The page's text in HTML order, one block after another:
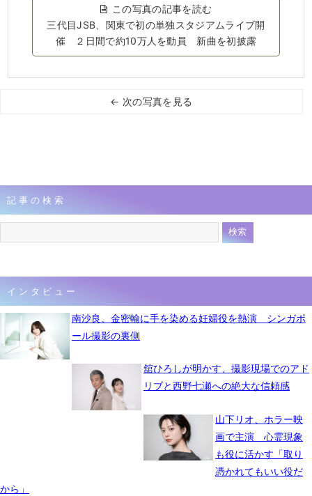
この写真の記事を読む
三代目JSB、関東で初の単独スタジアムライブ開
催 ２日間で約10万人を動員 新曲を初披露
← 次の写真を見る
記事の検索
インタビュー
南沙良、金密輸に手を染める妊婦役を熱演 シンガポ
ール撮影の裏側
舘ひろしが明かす、撮影現場でのアド
リブと西野七瀬への絶大な信頼感
山下リオ、ホラー映
画で主演 心霊現象
も役に活かす「取り
憑かれてもいい役だ
から」